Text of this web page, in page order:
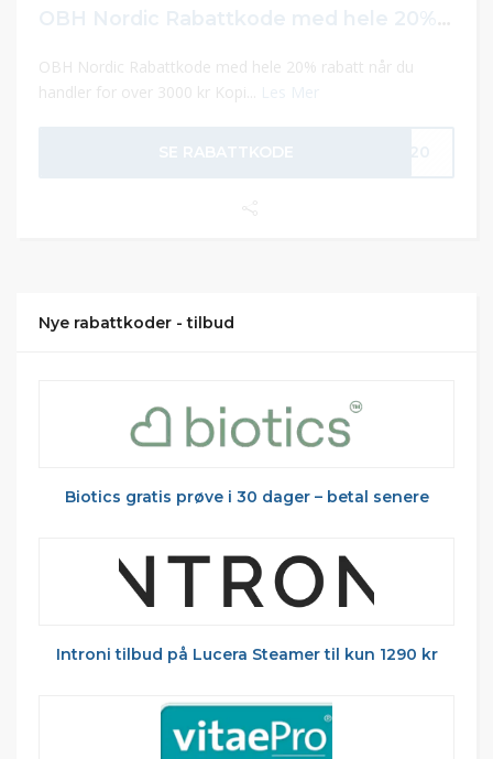
OBH Nordic Rabattkode med hele 20% rabatt når du
handler for over 3000 kr Kopi...
Nye rabattkoder - tilbud
Biotics gratis prøve i 30 dager – betal senere
Introni tilbud på Lucera Steamer til kun 1290 kr